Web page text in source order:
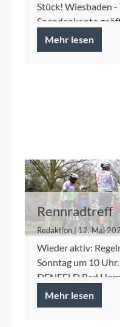
Stück! Wiesbaden
Spendenkonto
Mehr lesen
Rennradtreff
Redaktion | 12. Mai
Wieder aktiv:
Sonntag um 10
DENFELD Bad
Mehr lesen